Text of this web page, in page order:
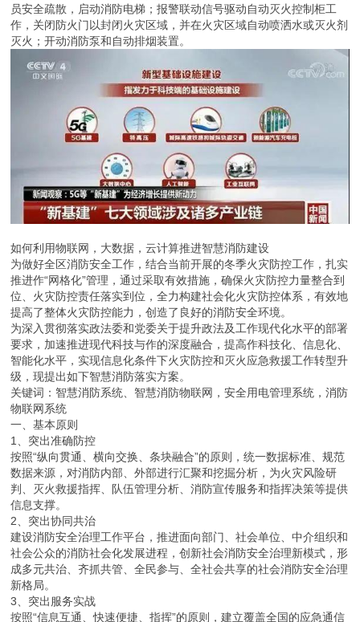
员安全疏散，启动消防电梯；报警联动信号驱动自动灭火控制柜工
作，关闭防火门以封闭火灾区域，并在火灾区域自动喷洒水或灭火剂
灭火；开动消防泵和自动排烟装置。
如何利用物联网，大数据，云计算推进智慧消防建设
为做好全区消防安全工作，结合当前开展的冬季火灾防控工作，扎实
推进作“网格化”管理，通过采取有效措施，确保火灾防控力量整合到
位、火灾防控责任落实到位，全力构建社会化火灾防控体系，有效地
提高了整体火灾防控能力，创造了良好的消防安全环境。
为深入贯彻落实政法委和党委关于提升政法及工作现代化水平的部署
要求，加速推进现代科技与作的深度融合，提高作科技化、信息化、
智能化水平，实现信息化条件下火灾防控和灭火应急救援工作转型升
级，现提出如下智慧消防落实方案。
关键词：智慧消防系统、智慧消防物联网，安全用电管理系统，消防
物联网系统
一、基本原则
1、突出准确防控
按照“纵向贯通、横向交换、条块融合”的原则，统一数据标准、规范
数据来源，对消防内部、外部进行汇聚和挖掘分析，为火灾风险研
判、灭火救援指挥、队伍管理分析、消防宣传服务和指挥决策等提供
信息支撑。
2、突出协同共治
建设消防安全治理工作平台，推进面向部门、社会单位、中介组织和
社会公众的消防社会化发展进程，创新社会消防安全治理新模式，形
成多元共治、齐抓共管、全民参与、全社会共享的社会消防安全治理
新格局。
3、突出服务实战
按照“信息互通、快速便捷、指挥”的原则，建立覆盖全国的应急通信